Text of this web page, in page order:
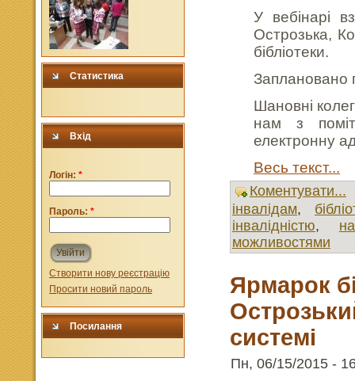
Статистика
Вхід
Логін: *
Пароль: *
Увійти
Створити нову реєстрацію
Просити новий пароль
Посилання
У вебінарі
Острозька,
бібліотеки.
Заплановано
Шановні
нам з
електронну
Весь текст...
Коментувати...
інвалідам,
інвалідністю,
можливостями
Ярмарок
системі
Пн, 06/15/2015 -